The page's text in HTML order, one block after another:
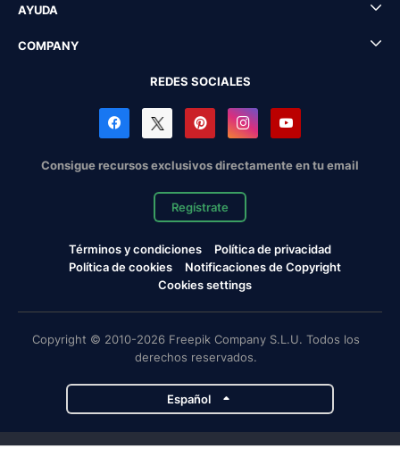
AYUDA
COMPANY
REDES SOCIALES
Consigue recursos exclusivos directamente en tu email
Regístrate
Términos y condiciones
Política de privacidad
Política de cookies
Notificaciones de Copyright
Cookies settings
Copyright © 2010-2026 Freepik Company S.L.U. Todos los
derechos reservados.
Español